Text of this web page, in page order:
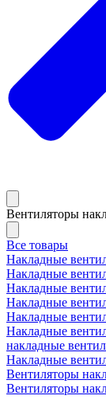
Вентиляторы
Все товары
Накладные
Накладные
Накладные
Накладные
Накладные
Накладные
накладные
Накладные
Вентиляторы
Вентиляторы